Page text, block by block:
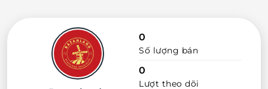
0
Số lượng bán
0
Lượt theo dõi